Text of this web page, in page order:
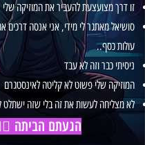
זו דרך מצועצעת להעביר את המוזיקה שלי
סושיאל מאתגר לי מידי, אני אנסה דרכים
עולות כסף..
ניסיתי כבר וזה לא עבד
המוזיקה שלי פשוט לא קליטה לאינסטגרם
לא מצליחה לעשות את זה בלי שזה ישתלט
הגעתם הביתה